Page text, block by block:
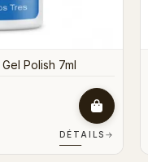
Polish 7ml
DÉTAILS →